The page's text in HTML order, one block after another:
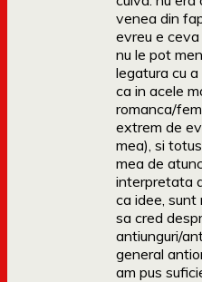
venea din
evreu e
nu le pot
legatura cu
ca in acele
romanca/
extrem de
mea), si
mea de
interpretata
ca idee, sunt
sa cred
antiunguri/
general
am pus